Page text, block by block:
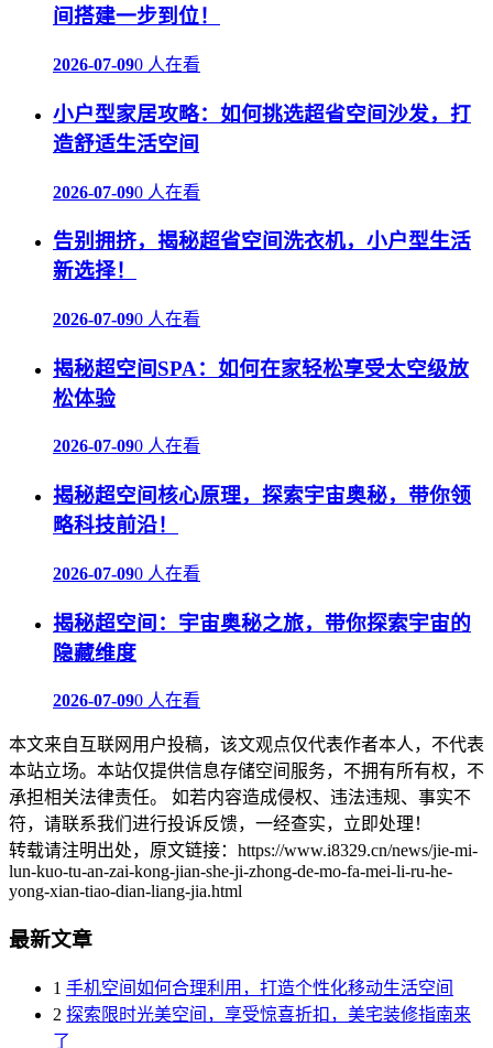
间搭建一步到位！
2026-07-090 人在看
小户型家居攻略：如何挑选超省空间沙发，打
造舒适生活空间
2026-07-090 人在看
告别拥挤，揭秘超省空间洗衣机，小户型生活
新选择！
2026-07-090 人在看
揭秘超空间SPA：如何在家轻松享受太空级放
松体验
2026-07-090 人在看
揭秘超空间核心原理，探索宇宙奥秘，带你领
略科技前沿！
2026-07-090 人在看
揭秘超空间：宇宙奥秘之旅，带你探索宇宙的
隐藏维度
2026-07-090 人在看
本文来自互联网用户投稿，该文观点仅代表作者本人，不代表
本站立场。本站仅提供信息存储空间服务，不拥有所有权，不
承担相关法律责任。 如若内容造成侵权、违法违规、事实不
符，请联系我们进行投诉反馈，一经查实，立即处理！
转载请注明出处，原文链接：https://www.i8329.cn/news/jie-mi-
lun-kuo-tu-an-zai-kong-jian-she-ji-zhong-de-mo-fa-mei-li-ru-he-
yong-xian-tiao-dian-liang-jia.html
最新文章
1 手机空间如何合理利用，打造个性化移动生活空间
2 探索限时光美空间，享受惊喜折扣，美宅装修指南来
了